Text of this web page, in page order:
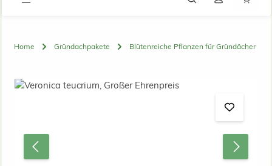
Home Gründachpakete Blütenreiche Pflanzen für Gründächer
Bildergalerie überspringen